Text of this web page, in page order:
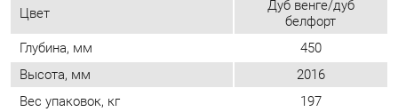
Объем упаковок, м3 3.2
Особенности
Размер под tv: д1100
х в770 х г542
Мини стенка (у модульных
гостиных не заполнять!)
Нет